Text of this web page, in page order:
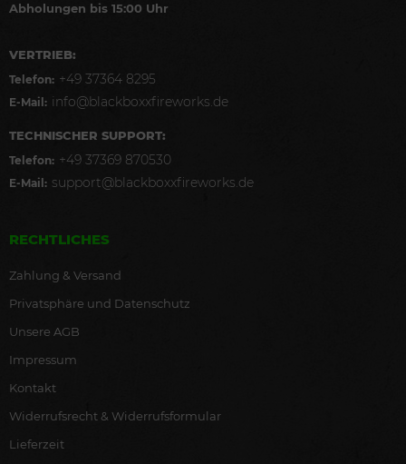
Abholungen bis 15:00 Uhr
VERTRIEB:
Telefon: +49 37364 8295
E-Mail: info@blackboxxfireworks.de
TECHNISCHER SUPPORT:
Telefon: +49 37369 870530
E-Mail: support@blackboxxfireworks.de
RECHTLICHES
Zahlung & Versand
Privatsphäre und Datenschutz
Unsere AGB
Impressum
Kontakt
Widerrufsrecht & Widerrufsformular
Lieferzeit